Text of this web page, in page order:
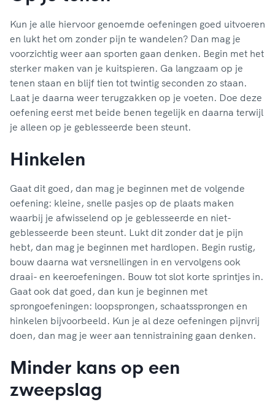
Kun je alle hiervoor genoemde oefeningen goed uitvoeren
en lukt het om zonder pijn te wandelen? Dan mag je
voorzichtig weer aan sporten gaan denken. Begin met het
sterker maken van je kuitspieren. Ga langzaam op je
tenen staan en blijf tien tot twintig seconden zo staan.
Laat je daarna weer terugzakken op je voeten. Doe deze
oefening eerst met beide benen tegelijk en daarna terwijl
je alleen op je geblesseerde been steunt.
Hinkelen
Gaat dit goed, dan mag je beginnen met de volgende
oefening: kleine, snelle pasjes op de plaats maken
waarbij je afwisselend op je geblesseerde en niet-
geblesseerde been steunt. Lukt dit zonder dat je pijn
hebt, dan mag je beginnen met hardlopen. Begin rustig,
bouw daarna wat versnellingen in en vervolgens ook
draai- en keeroefeningen. Bouw tot slot korte sprintjes in.
Gaat ook dat goed, dan kun je beginnen met
sprongoefeningen: loopsprongen, schaatssprongen en
hinkelen bijvoorbeeld. Kun je al deze oefeningen pijnvrij
doen, dan mag je weer aan tennistraining gaan denken.
Minder kans op een
zweepslag